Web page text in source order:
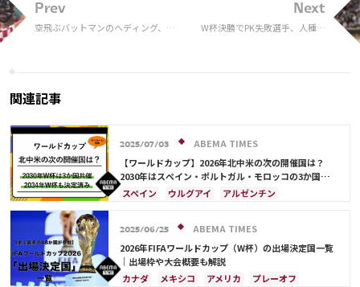
Prev
空飛ぶバットマンのヘディング、フ
Next
W杯決勝でPK失敗選手、人種差
関連記事
2025/07/03
ABEMA TIMES
【ワールドカップ】2026年北中米の次の開催国は？
2030年はスペイン・ポルトガル・モロッコの3か国共
催！ ウルグアイ・アルゼンチン・パラグアイでも限定
スペイン ウルグアイ
アルゼンチン
サウジアラビア
メキシコ アメリカ
イングランド
日本 カナダ 韓国
セルビア
スイス
オーストラリア
2025/06/25
ABEMA TIMES
2026年FIFAワールドカップ（W杯）の出場決定国一覧
｜出場枠や大会概要も解説
カナダ
メキシコ アメリカ プレーオフ